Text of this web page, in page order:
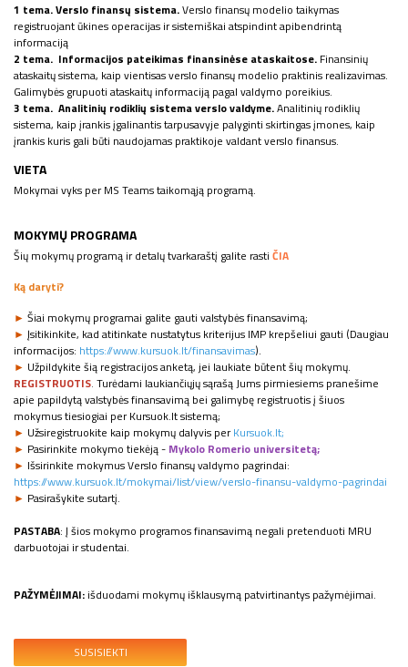
1 tema. Verslo finansų sistema.Verslo finansų modelio taikymas
registruojant ūkines operacijas ir sistemiškai atspindint apibendrintą
informaciją
2 tema. Informacijos pateikimas finansinėse ataskaitose. Finansinių
ataskaitų sistema, kaip vientisas verslo finansų modelio praktinis realizavimas.
Galimybės grupuoti ataskaitų informaciją pagal valdymo poreikius.
3 tema. Analitinių rodiklių sistema verslo valdyme.Analitinių rodiklių
sistema, kaip įrankis įgalinantis tarpusavyje palyginti skirtingas įmones, kaip
įrankis kuris gali būti naudojamas praktikoje valdant verslo finansus.
VIETA
Mokymai vyks per MS Teams taikomąją programą.
MOKYMŲ PROGRAMA
Šių mokymų programą ir detalų tvarkaraštį galite rasti ČIA
Ką daryti?
► Šiai mokymų programai galite gauti valstybės finansavimą;
► Įsitikinkite, kad atitinkate nustatytus kriterijus IMP krepšeliui gauti (Daugiau
informacijos: https://www.kursuok.lt/finansavimas).
► Užpildykite šią registracijos anketą, jei laukiate būtent šių mokymų.
REGISTRUOTIS. Turėdami laukiančiųjų sąrašą Jums pirmiesiems pranešime
apie papildytą valstybės finansavimą bei galimybę registruotis į šiuos
mokymus tiesiogiai per Kursuok.lt sistemą;
► Užsiregistruokite kaip mokymų dalyvis perKursuok.lt;
► Pasirinkite mokymo tiekėją - Mykolo Romerio universitetą;
► Išsirinkite mokymus Verslo finansų valdymo pagrindai:
https://www.kursuok.lt/mokymai/list/view/verslo-finansu-valdymo-pagrindai
► Pasirašykite sutartį.
PASTABA: Į šios mokymo programos finansavimą negali pretenduoti MRU
darbuotojai ir studentai.
PAŽYMĖJIMAI: išduodami mokymų išklausymą patvirtinantys pažymėjimai.
SUSISIEKTI